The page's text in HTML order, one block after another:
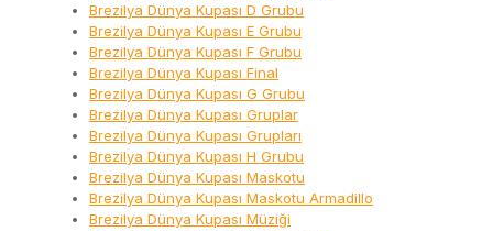
Brezilya Dünya Kupası D Grubu
Brezilya Dünya Kupası E Grubu
Brezilya Dünya Kupası F Grubu
Brezilya Dünya Kupası Final
Brezilya Dünya Kupası G Grubu
Brezilya Dünya Kupası Gruplar
Brezilya Dünya Kupası Grupları
Brezilya Dünya Kupası H Grubu
Brezilya Dünya Kupası Maskotu
Brezilya Dünya Kupası Maskotu Armadillo
Brezilya Dünya Kupası Müziği